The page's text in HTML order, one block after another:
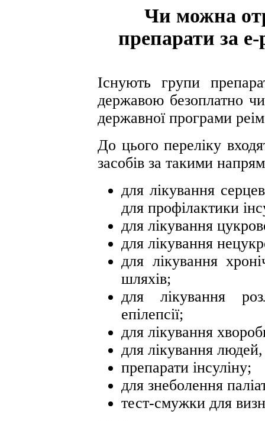
Чи можна
препарати за
Існують групи
державою безоплатно
державної програми
До цього переліку
засобів за такими
для лікування
для профілактики
для лікування
для лікування
для лікування
шляхів;
для лікування
епілепсії;
для лікування
для лікування
препарати інсуліну;
для знеболення
тест-смужки для